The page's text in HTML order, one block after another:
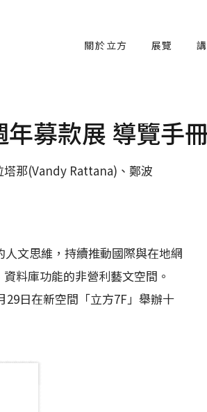
關於立方 展覽
年募款展 導覽手
那(Vandy Rattana)、鄭波
文思維，持續推動國際與在地網
料庫功能的非營利藝文空間。
29日在新空間「立方7F」舉辦十